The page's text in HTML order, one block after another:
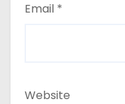
Email *
Website